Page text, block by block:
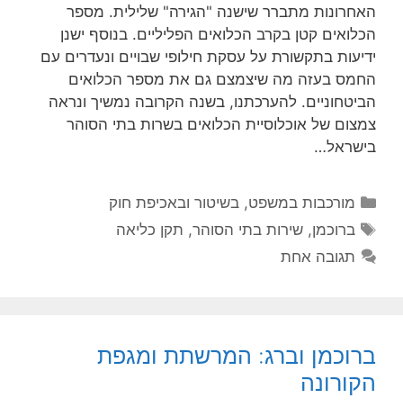
האחרונות מתברר שישנה "הגירה" שלילית. מספר
הכלואים קטן בקרב הכלואים הפליליים. בנוסף ישנן
ידיעות בתקשורת על עסקת חילופי שבויים ונעדרים עם
החמס בעזה מה שיצמצם גם את מספר הכלואים
הביטחוניים. להערכתנו, בשנה הקרובה נמשיך ונראה
צמצום של אוכלוסיית הכלואים בשרות בתי הסוהר
בישראל…
קטגוריות
מורכבות במשפט, בשיטור ובאכיפת חוק
תגיות
ברוכמן,שירות בתי הסוהר, תקן כליאה
תגובה אחת
ברוכמן וברג: המרשתת ומגפת
הקורונה